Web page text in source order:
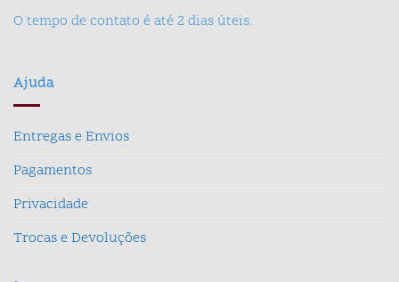
O tempo de contato é até 2 dias úteis.
Ajuda
Entregas e Envios
Pagamentos
Privacidade
Trocas e Devoluções